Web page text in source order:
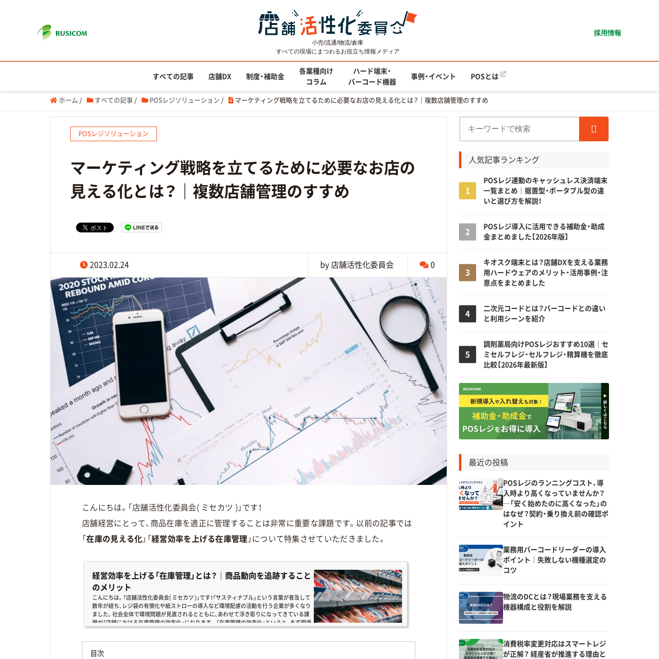
小売/流通/物流/倉庫
すべての現場にまつわるお役立ち情報メディア
採用情報
すべての記事 店舗DX 制度・補助金
各業種向け
コラム
ハード端末・
バーコード機器
事例・イベント POSとは
ホーム / すべての記事 / POSレジソリューション / マーケティング戦略を立てるために必要なお店の見える化とは？｜複数店舗管理のすすめ
POSレジソリューション
マーケティング戦略を立てるために必要なお店の
見える化とは？｜複数店舗管理のすすめ
2023.02.24 by 店舗活性化委員会 0
こんにちは。「店舗活性化委員会( ミセカツ )」です！
店舗経営にとって、商品在庫を適正に管理することは非常に重要な課題です。以前の記事では
「在庫の見える化 」「経営効率を上げる在庫管理 」について特集させていただきました。
経営効率を上げる「在庫管理」とは？｜商品動向を追跡すること
のメリット
こんにちは。「店舗活性化委員会( ミセカツ )」です！「サスティナブル」という言葉が普及して
数年が経ち、レジ袋の有償化や紙ストローの導入など環境配慮の活動を行う企業が多くなり
ました。社会全体で環境問題が見直されるとともに、あわせて浮き彫りになってきている課
題が「店舗における在庫管理の効率化」になります。 「在庫管理の効率化」というと、まず現場
目次
人気記事ランキング
POSレジ連動のキャッシュレス決済端末
一覧まとめ｜据置型・ポータブル型の違
いと選び方を解説！
POSレジ導入に活用できる補助金・助成
金まとめました【2026年版】
キオスク端末とは？店舗DXを支える業務
用ハードウェアのメリット・活用事例・注
意点をまとめました
二次元コードとは？バーコードとの違い
と利用シーンを紹介
調剤薬局向けPOSレジおすすめ10選｜セ
ミセルフレジ・セルフレジ・精算機を徹底
比較【2026年最新版】
最近の投稿
POSレジのランニングコスト、導
入時より高くなっていませんか？
―「安く始めたのに高くなった」の
はなぜ？契約・乗り換え前の確認ポ
イント
業務用バーコードリーダーの導入
ポイント｜失敗しない機種選定の
コツ
物流のDCとは？現場業務を支える
機器構成と役割を解説
消費税率変更対応はスマートレジ
が正解？ 経産省が推進する理由と